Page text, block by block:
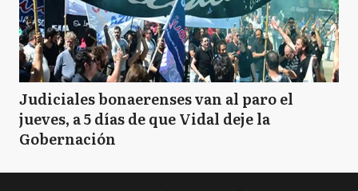
Judiciales bonaerenses van al paro el
jueves, a 5 días de que Vidal deje la
Gobernación